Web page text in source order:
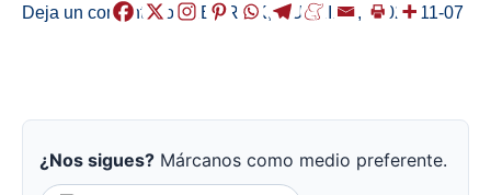
Deja un comentario /HERRIAK,MUTRIKU, /2022-11-07
¿Nos sigues? Márcanos como medio preferente.